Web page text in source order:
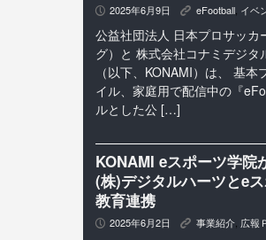
P 2025年6月9日 K eFootball イベ
公益社団法人 日本プロサッカ
グ）と 株式会社コナミデジタ
（以下、KONAMI）は、 基
イル、家庭用で配信中の『
ルとした公 […]
KONAMI eスポーツ学院
(株)デジタルハーツとe
教育連携
P 2025年6月2日 K 事業紹介 広報